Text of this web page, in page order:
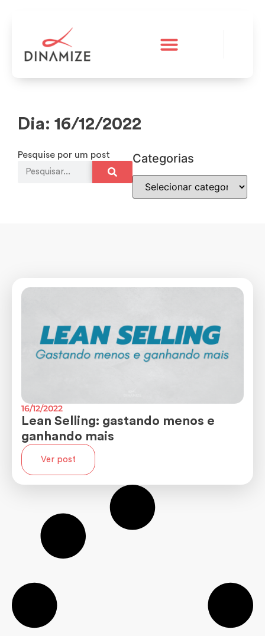
Dia: 16/12/2022
Pesquise por um post Categorias
16/12/2022
Lean Selling: gastando menos e
ganhando mais
Ver post